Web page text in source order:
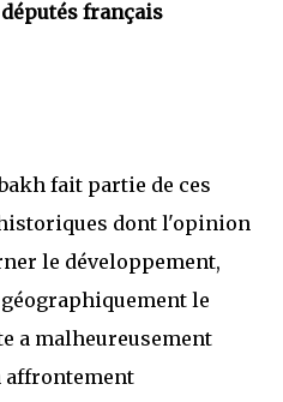
français
fait partie de ces
dont l'opinion
le développement,
le
a malheureusement
affrontement